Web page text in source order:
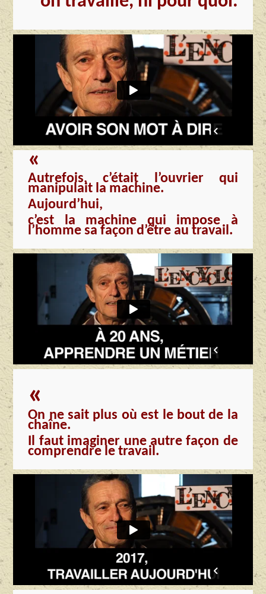
«
Autrefois, c’était l’ouvrier qui
manipulait la machine.
Aujourd’hui,
c’est la machine qui imposeà
l’hommesa façon d’être au travail.
«
On ne sait plus où est le bout de la
chaîne.
Il faut imaginer une autre façon de
comprendre le travail.